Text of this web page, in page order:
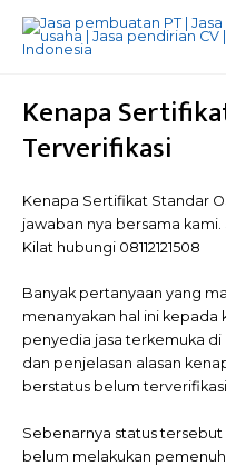
Kenapa
Terverifikasi
Kenapa Sertifikat Standar
jawaban nya bersama
Kilat hubungi 08112121508
Banyak pertanyaan yang
menanyakan hal ini kepada
penyedia jasa terkemuka
dan penjelasan alasan
berstatus belum
Sebenarnya status
belum melakukan